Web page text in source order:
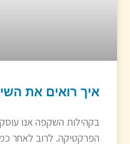
איך רואים את
בקהילות השקפה אנו
הפרקטיקה. לרוב לאחר